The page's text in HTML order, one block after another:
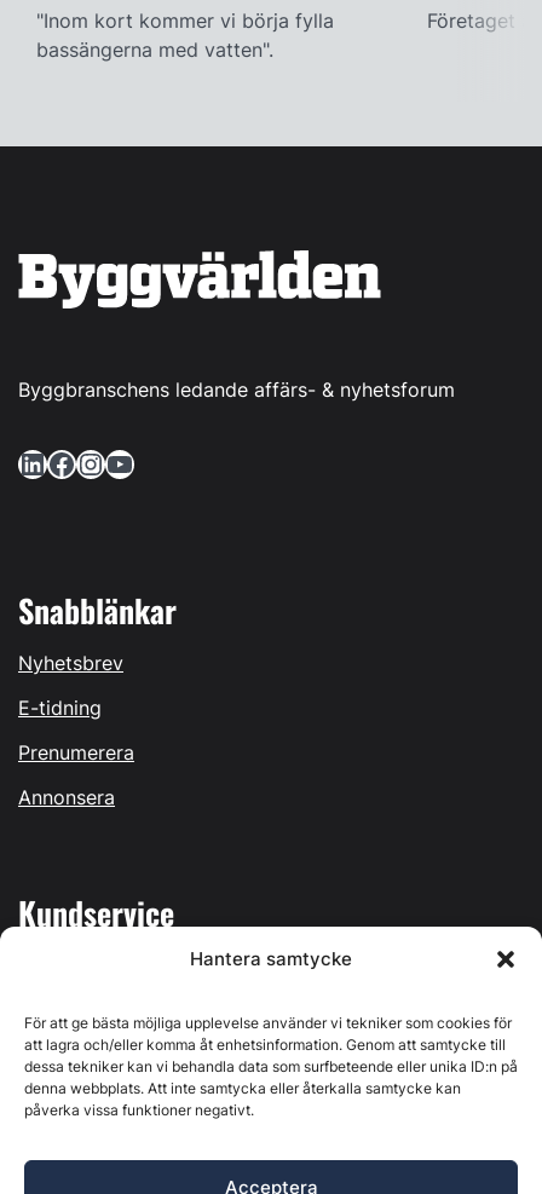
Hantera samtycke
För att ge bästa möjliga upplevelse använder vi tekniker som cookies för
att lagra och/eller komma åt enhetsinformation. Genom att samtycke till
dessa tekniker kan vi behandla data som surfbeteende eller unika ID:n på
denna webbplats. Att inte samtycka eller återkalla samtycke kan
påverka vissa funktioner negativt.
Acceptera
"Inom kort kommer vi börja fylla
bassängerna med vatten".
Företaget
Byggbranschens ledande affärs- & nyhetsforum
LinkedIn Facebook InstagramYouTube
Snabblänkar
Nyhetsbrev
E-tidning
Prenumerera
Annonsera
Kundservice
Kontakta oss
Östernäsvägen 1, 827 32 Ljusdal, org.nr: 556625-6425 -
Ansvarig utgivare: Henrik Ekberg. Innehållet på denna